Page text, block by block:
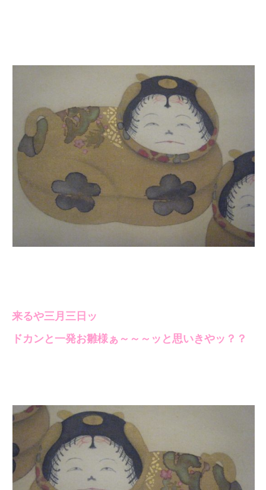
来るや三月三日ッ
ドカンと一発お雛様ぁ～～～ッと思いきやッ？？